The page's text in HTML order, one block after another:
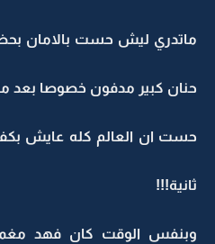
ماتدري ليش حست بالامان
حنان كبير مدفون خصوصا بعد
حست ان العالم كله عايش
ثانية!!!
وبنفس الوقت كان فهد